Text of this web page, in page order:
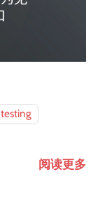
testing
阅读更多